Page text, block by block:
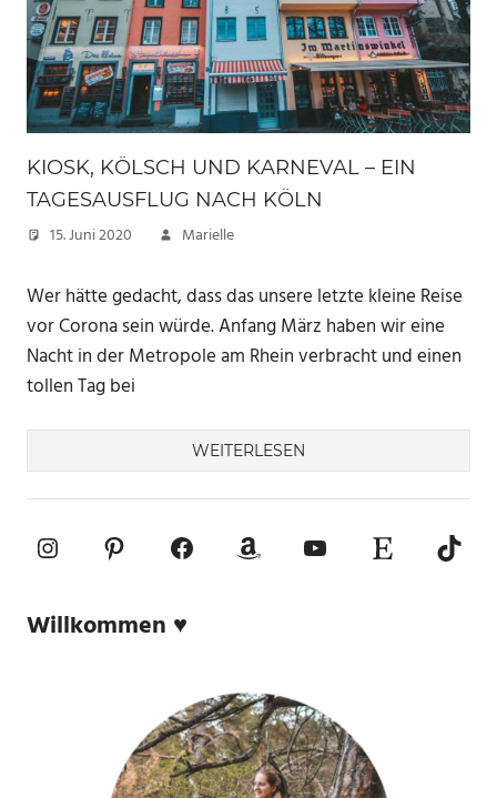
KIOSK, KÖLSCH UND KARNEVAL – EIN
TAGESAUSFLUG NACH KÖLN
15. Juni 2020 Marielle
Wer hätte gedacht, dass das unsere letzte kleine Reise
vor Corona sein würde. Anfang März haben wir eine
Nacht in der Metropole am Rhein verbracht und einen
tollen Tag bei
WEITERLESEN
InstagramPinterestFacebookAmazonYouTube
Etsy-Shop
Willkommen ♥